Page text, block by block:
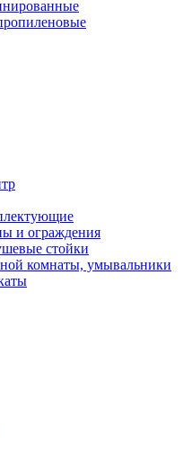
и ограждения
стойки
комнаты, умывальники